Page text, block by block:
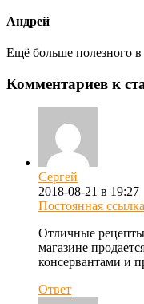
Андрей
Ещё больше полезного в
Комментариев к
Сергей
2018-08-21 в 19:27
Постоянная ссылка
Отличные
магазине
консервантами и
Ответ